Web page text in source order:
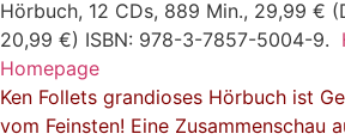
Hörbuch, 12 CDs, 889 Min., 29,99 €
20,99 €) ISBN: 978-3-7857-5004-9.
Homepage
Ken Follets grandioses Hörbuch ist
vom Feinsten! Eine Zusammenschau